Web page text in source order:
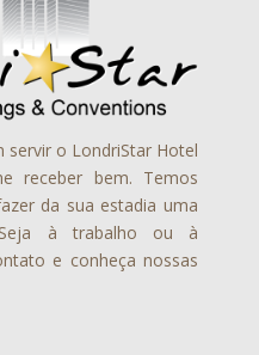
servir o LondriStar Hotel
receber bem. Temos
da sua estadia uma
Seja à trabalho ou à
e conheça nossas